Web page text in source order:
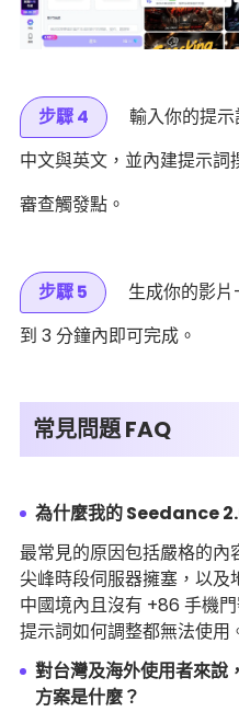
步驟 4
輸入你的提
中文與英文，並內建提示
審查觸發點。
步驟 5
生成你的影
到 3 分鐘內即可完成。
常見問題 FAQ
為什麼我的 Seedance
最常見的原因包括嚴格的內
尖峰時段伺服器擁塞，以及
中國境內且沒有 +86 手機
提示詞如何調整都無法使用
對台灣及海外使用者來
方案是什麼？